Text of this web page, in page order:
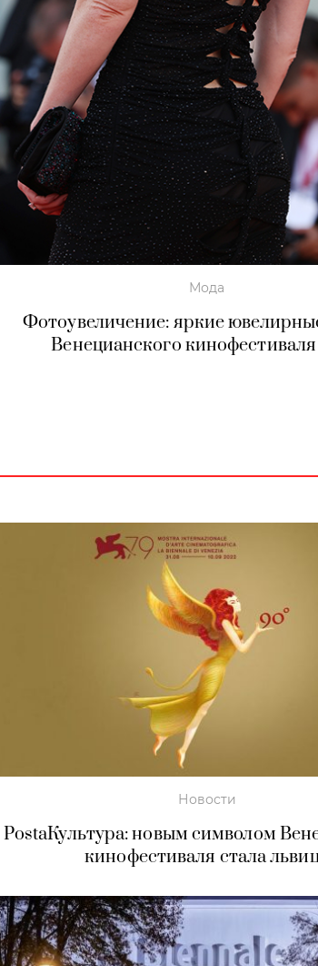
Мода
Фотоувеличение: яркие
Венецианского
Новости
PostaКультура: новым символом
кинофестиваля стала